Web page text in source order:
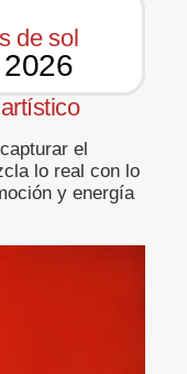
de sol
el
lo real con lo
y energía